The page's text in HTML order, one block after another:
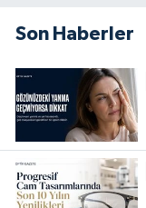
Son Haberler